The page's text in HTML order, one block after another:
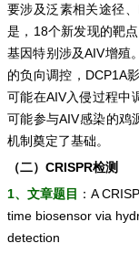
要涉及泛素相关途径
是，18个新发现的靶
基因特别涉及AIV增殖
的负向调控，DCP1A
可能在AIV入侵过程中
可能参与AIV感染的鸡
机制奠定了基础。
（二）CRISPR检测
1、文章题目 ：A
time biosensor via
detection